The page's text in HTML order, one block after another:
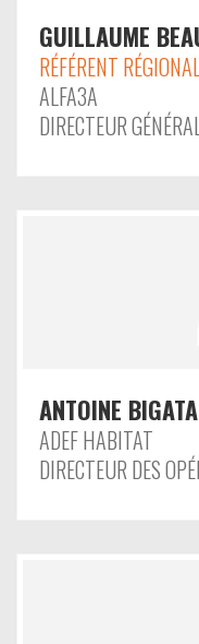
GUILLAUME
RÉFÉRENT
ALFA3A
DIRECTEUR
ANTOINE BIGATA
ADEF HABITAT
DIRECTEUR DES